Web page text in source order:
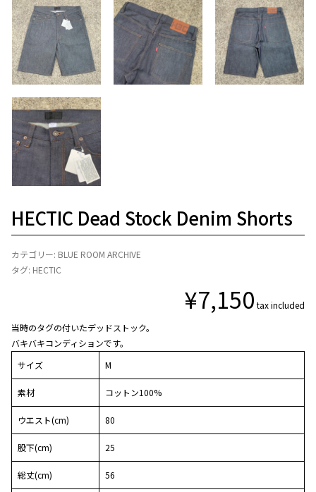
HECTIC Dead Stock Denim Shorts
カテゴリー: BLUE ROOM ARCHIVE
タグ: HECTIC
¥7,150 tax included
当時のタグの付いたデッドストック。
バキバキコンディションです。
サイズ
M
素材 コットン100%
ウエスト(cm) 80
股下(cm) 25
総丈(cm) 56